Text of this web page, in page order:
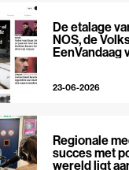
De etalage
NOS, de
EenVandaag
23-06-2026
Regionale
succes met
wereld ligt